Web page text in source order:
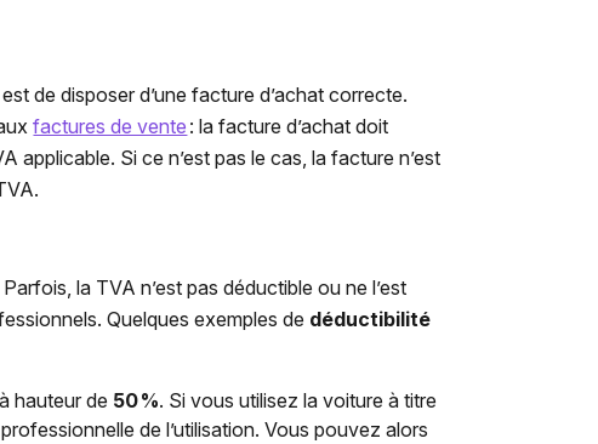
de disposer d’une facture d’achat correcte.
factures de vente : la facture d’achat doit
applicable. Si ce n’est pas le cas, la facture n’est
la TVA n’estpas déductible ou ne l’est
. Quelques exemples de déductibilité
hauteur de 50 %. Si vous utilisez la voiture à titre
de l’utilisation. Vous pouvez alors